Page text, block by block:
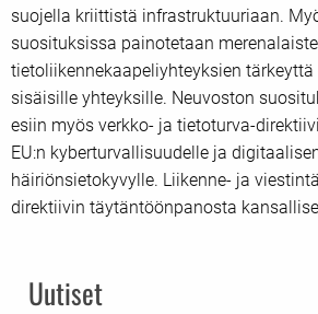
suojella kriittistä infrastruktuuriaan.
suosituksissa painotetaan
tietoliikennekaapeliyhteyksien tärkeyttä
sisäisille yhteyksille. Neuvoston
esiin myös verkko- ja tietoturva-
EU:n kyberturvallisuudelle ja
häiriönsietokyvylle. Liikenne- ja
direktiivin täytäntöönpanosta
Uutiset